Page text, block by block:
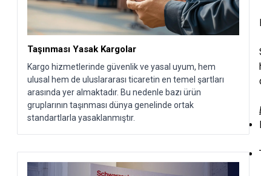
Taşınması Yasak Kargolar
Kargo hizmetlerinde güvenlik ve yasal uyum, hem
ulusal hem de uluslararası ticaretin en temel şartları
arasında yer almaktadır. Bu nedenle bazı ürün
gruplarının taşınması dünya genelinde ortak
standartlarla yasaklanmıştır.